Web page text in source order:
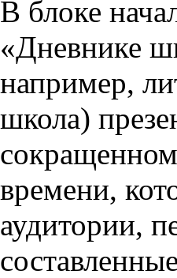
В блоке
«Дневнике
например,
школа)
времени,
аудитории,